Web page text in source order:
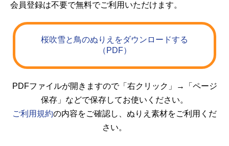
会員登録は不要で無料でご利用いただけます。
桜吹雪と鳥のぬりえをダウンロードする
（PDF）
PDFファイルが開きますので「右クリック」→「ページ
保存」などで保存してお使いください。
ご利用規約の内容をご確認し、ぬりえ素材をご利用くだ
さい。